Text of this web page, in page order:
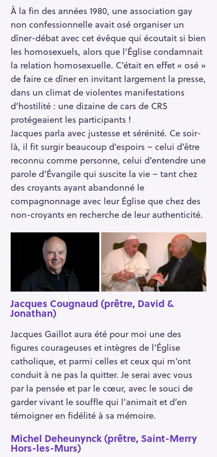
À la fin des années 1980, une association gay
non confessionnelle avait osé organiser un
dîner-débat avec cet évêque qui écoutait si bien
les homosexuels, alors que l’Église condamnait
la relation homosexuelle. C’était en effet « osé »
de faire ce dîner en invitant largement la presse,
dans un climat de violentes manifestations
d’hostilité : une dizaine de cars de CRS
protégeaient les participants !
Jacques parla avec justesse et sérénité. Ce soir-
là, il fit surgir beaucoup d’espoirs – celui d’être
reconnu comme personne, celui d’entendre une
parole d’Évangile qui suscite la vie – tant chez
des croyants ayant abandonné le
compagnonnage avec leur Église que chez des
non-croyants en recherche de leur authenticité.
Jacques Cougnaud (prêtre, David &
Jonathan)
Jacques Gaillot aura été pour moi une des
figures courageuses et intègres de l’Église
catholique, et parmi celles et ceux qui m’ont
conduit à ne pas la quitter. Je serai avec vous
par la pensée et par le cœur, avec le souci de
garder vivant le souffle qui l’animait et d’en
témoigner en fidélité à sa mémoire.
Michel Deheunynck (prêtre, Saint-Merry
Hors-les-Murs)